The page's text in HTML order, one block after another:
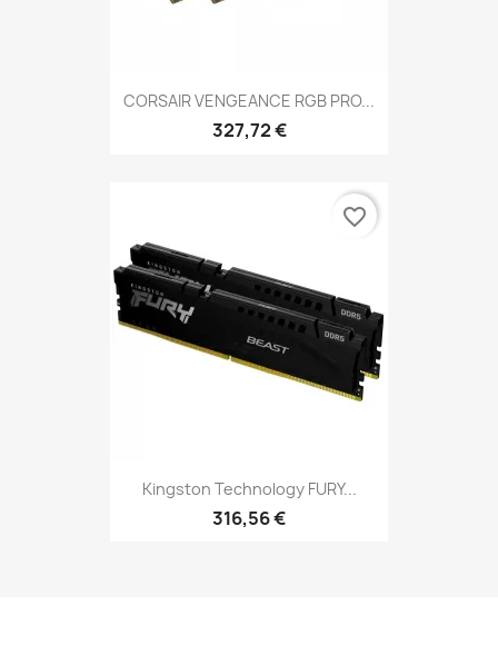
CORSAIR VENGEANCE RGB PRO...
327,72 €
Kingston Technology FURY...
316,56 €
favorite_border